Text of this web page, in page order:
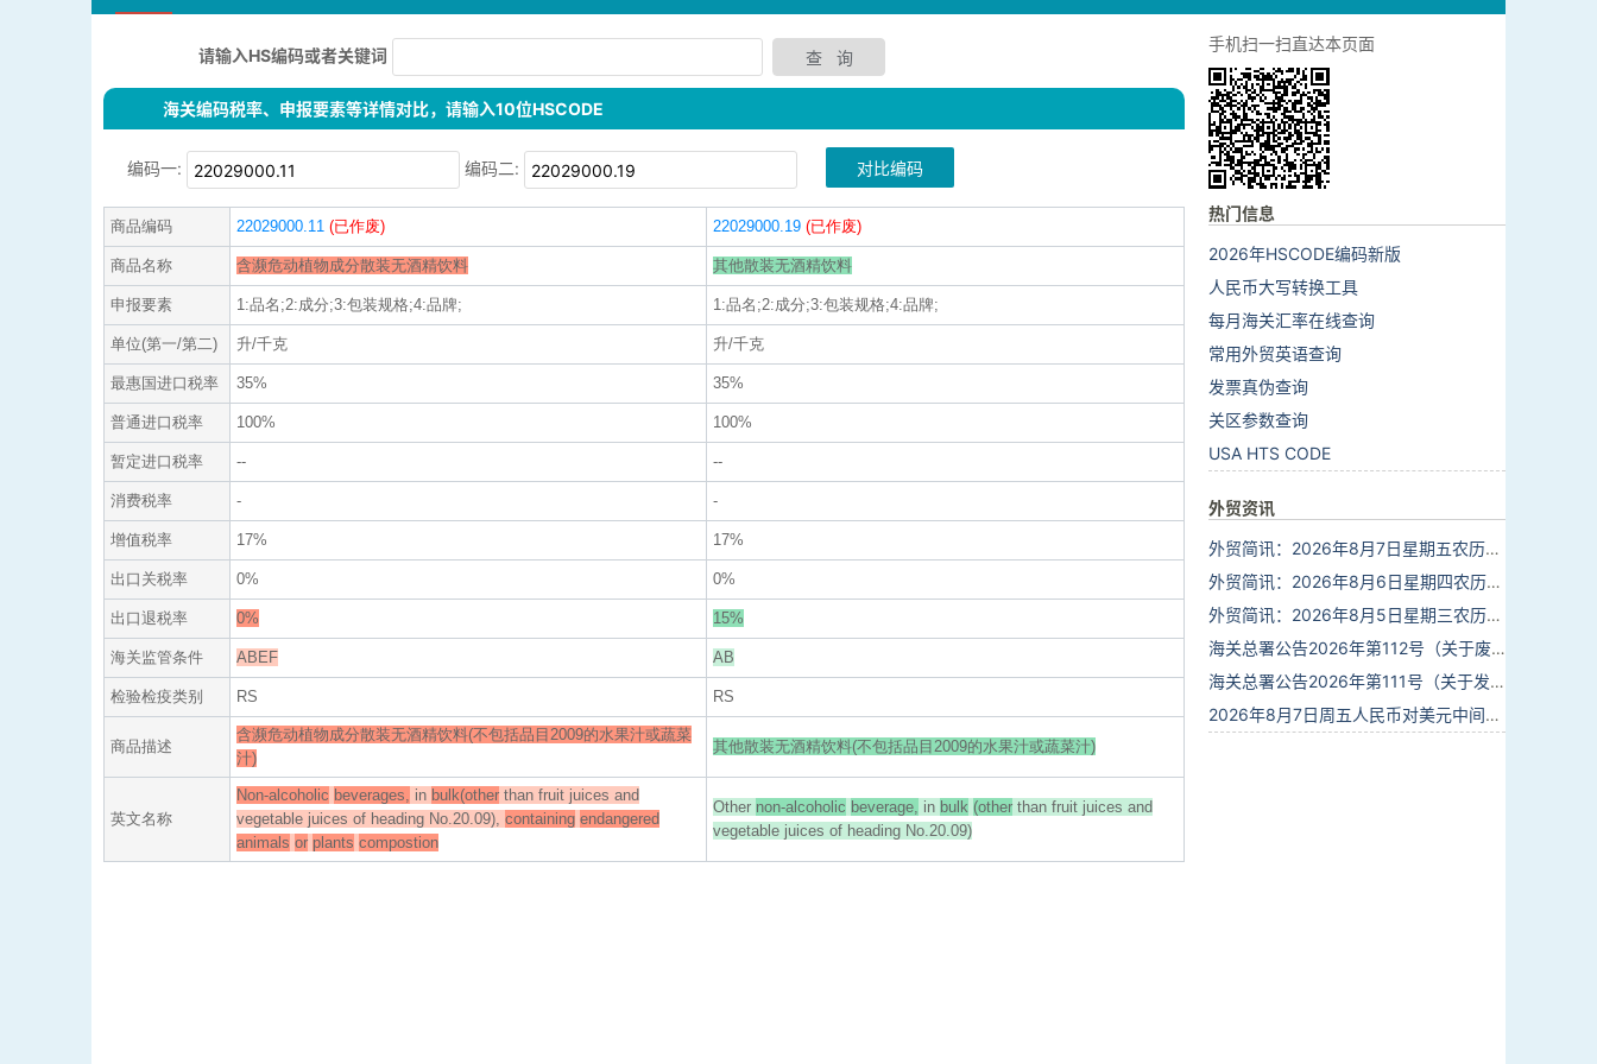
请输入HS编码或者关键词
海关编码税率、申报要素等详情对比，请输入10位HSCODE
编码一: 编码二: 对比编码
商品编码 22029000.11 (已作废) 22029000.19 (已作废)
商品名称 含濒危动植物成分散装无酒精饮料 其他散装无酒精饮料
申报要素 1:品名;2:成分;3:包装规格;4:品牌; 1:品名;2:成分;3:包装规格;4:品牌;
单位(第一/第二) 升/千克 升/千克
最惠国进口税率 35% 35%
普通进口税率 100% 100%
暂定进口税率 -- --
消费税率 - -
增值税率 17% 17%
出口关税率 0% 0%
出口退税率 0% 15%
海关监管条件 ABEF AB
检验检疫类别 RS RS
商品描述
含濒危动植物成分散装无酒精饮料(不包括品目2009的水果汁或蔬菜
汁)
其他散装无酒精饮料(不包括品目2009的水果汁或蔬菜汁)
英文名称
Non-alcoholic beverages, in bulk(other than fruit juices and
vegetable juices of heading No.20.09), containing endangered
animals or plants compostion
Other non-alcoholic beverage, in bulk (other than fruit juices and
vegetable juices of heading No.20.09)
手机扫一扫直达本页面
热门信息
2026年HSCODE编码新版
人民币大写转换工具
每月海关汇率在线查询
常用外贸英语查询
发票真伪查询
关区参数查询
USA HTS CODE
外贸资讯
外贸简讯：2026年8月7日星期五农历六月廿五
外贸简讯：2026年8月6日星期四农历六月廿四
外贸简讯：2026年8月5日星期三农历六月廿三
海关总署公告2026年第112号（关于废止部分卫生检疫类规范性文件的公告）
海关总署公告2026年第111号（关于发布《进出境动植物检疫处理监督管理工作规定》《进出境卫生处理监督管理工作规定》的公告）
2026年8月7日周五人民币对美元中间价报6.7904调贬9个基点